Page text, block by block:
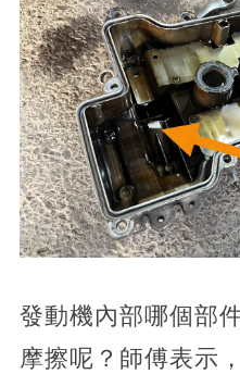
發動機內部哪個部
摩擦呢？師傅表示